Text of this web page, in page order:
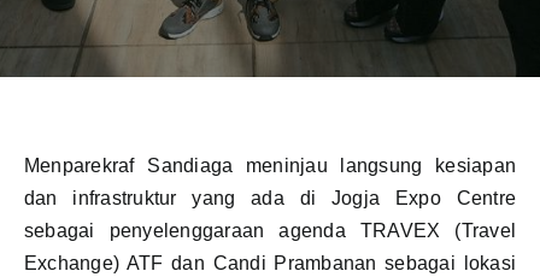
Menparekraf Sandiaga meninjau langsung kesiapan
dan infrastruktur yang ada di Jogja Expo Centre
sebagai penyelenggaraan agenda TRAVEX (Travel
Exchange) ATF dan Candi Prambanan sebagai lokasi